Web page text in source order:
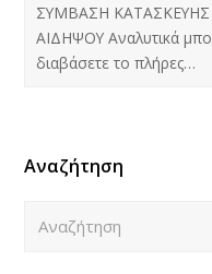
ΣΥΜΒΑΣΗ
ΑΙΔΗΨΟΥ Αναλυτικά
διαβάσετε το πλήρες…
Αναζήτηση